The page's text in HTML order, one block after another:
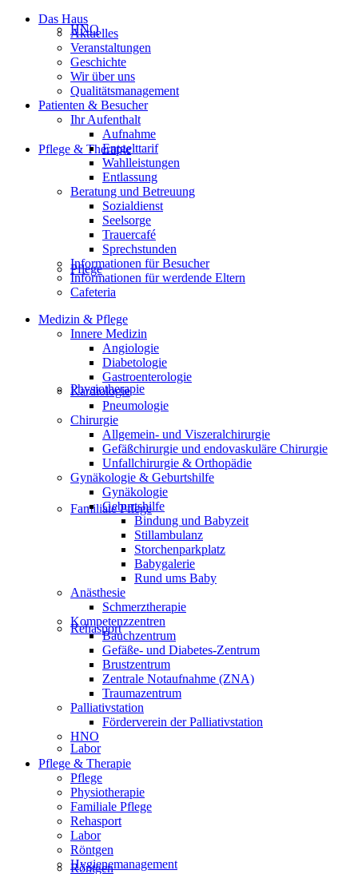
HNO
Pflege & Therapie
Pflege
Physiotherapie
Familiale Pflege
Rehasport
Labor
Röntgen
Das Haus
Aktuelles
Veranstaltungen
Geschichte
Wir über uns
Qualitätsmanagement
Patienten & Besucher
Ihr Aufenthalt
Aufnahme
Entgelttarif
Wahlleistungen
Entlassung
Beratung und Betreuung
Sozialdienst
Seelsorge
Trauercafé
Sprechstunden
Informationen für Besucher
Informationen für werdende Eltern
Cafeteria
Medizin & Pflege
Innere Medizin
Angiologie
Diabetologie
Gastroenterologie
Kardiologie
Pneumologie
Chirurgie
Allgemein- und Viszeralchirurgie
Gefäßchirurgie und endovaskuläre Chirurgie
Unfallchirurgie & Orthopädie
Gynäkologie & Geburtshilfe
Gynäkologie
Geburtshilfe
Bindung und Babyzeit
Stillambulanz
Storchenparkplatz
Babygalerie
Rund ums Baby
Anästhesie
Schmerztherapie
Kompetenzzentren
Bauchzentrum
Gefäße- und Diabetes-Zentrum
Brustzentrum
Zentrale Notaufnahme (ZNA)
Traumazentrum
Palliativstation
Förderverein der Palliativstation
HNO
Pflege & Therapie
Pflege
Physiotherapie
Familiale Pflege
Rehasport
Labor
Röntgen
Hygienemanagement